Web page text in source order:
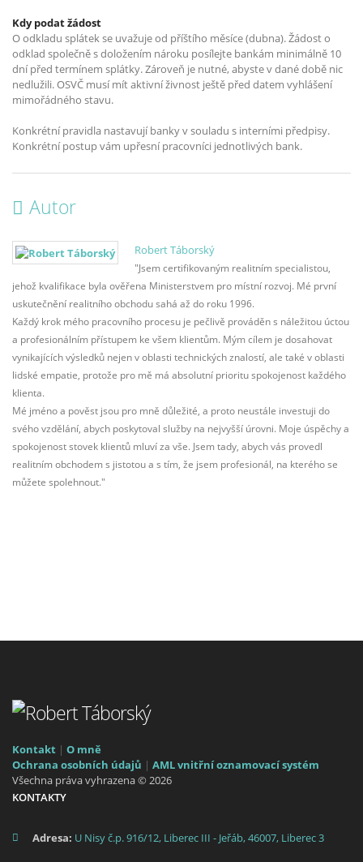
Kdy podat žádost
O odkladu splátek se uvažuje od příštího měsíce (dubna). Žádost o
odklad společně s doložením nároku posílejte bankám minimálně 10
dní před termínem splátky. Zároveň je nutné, abyste v dané době nic
nedlužili. OSVČ musí mít aktivní živnost ještě před datem vyhlášení
mimořádného stavu.
Konkrétní pravidla nastavují banky v souladu s interními předpisy.
Konkrétní postup vám upřesní pracovníci jednotlivých bank.
Autor
Robert Táborský
"Jsem certifikovaným realitním specialistou,
jehož kvalifikace byla ověřena Ministerstvem pro místní rozvoj. Mé první
uskutečnění realitního obchodu sahá až do roku 1996.
Každý krok mého pracovního procesu je pečlivě prováděn s náležitou úctou
a profesionálním přístupem ke všem klientům. Mým cílem je dosahovat
vynikajících výsledků nejen v oblasti technických znalostí, ale také v oblasti
lidské empatie, protože pro mě má absolutní prioritu spokojenost každého
klienta.
Mé jméno a pověst jsou pro mně důležité, a proto neustále investuji do
svého vzdělání, abych poskytoval služby na nejvyšší úrovni. Moje úspěchy a
spokojenost stovek klientů mluví za vše. Jsem tady, abych vás provedl
realitním obchodem s jistotou a s tím, že jsem profesionál, na kterého se
můžete spolehnout."
Kontakt | O mně
Ochrana osobních údajů | AML vnitřní oznamovací systém
Všechna práva vyhrazena © 2026
KONTAKTY
Adresa: U Nisy č.p. 916/12, Liberec III - Jeřáb, 46007, Liberec 3